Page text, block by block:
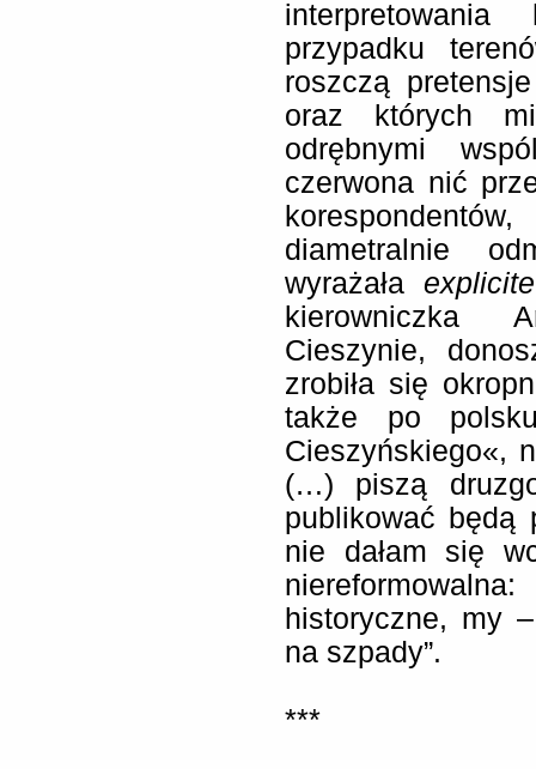
przypadku
roszczą
oraz których
odrębnymi
czerwona nić
diametralnie
wyrażała explicite
kierowniczka
Cieszynie,
zrobiła się
także po
Cieszyńskiego«,
(…) piszą
publikować będą
nie dałam się
historyczne, my
na szpady”.
***